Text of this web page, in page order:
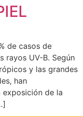
de casos de
rayos UV-B. Según
y las grandes
han
de la